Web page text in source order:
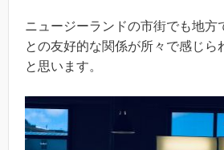
ニュージーランドの市街でも地方
との友好的な関係が所々で感じら
と思います。